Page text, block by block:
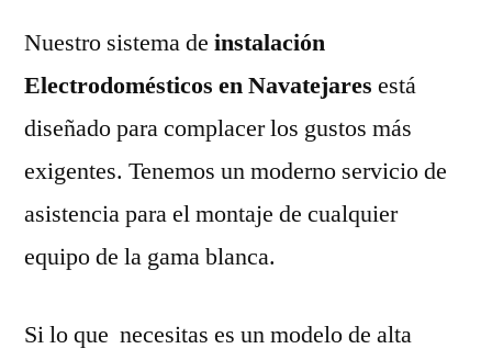
Nuestro sistema de instalación
Electrodomésticos en Navatejares está
diseñado para complacer los gustos más
exigentes. Tenemos un moderno servicio de
asistencia para el montaje de cualquier
equipo de la gama blanca.
Si lo que necesitas es un modelo de alta